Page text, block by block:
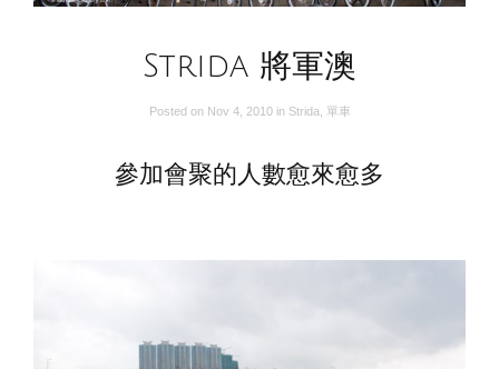
Strida 將軍澳
Posted on Nov 4, 2010 in Strida 單車
參加會聚的人數愈來愈多